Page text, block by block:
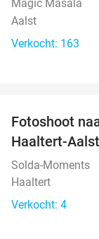
Magic Masala
Aalst
Verkocht: 163
Fotoshoot
Haaltert-
Solda-Moments
Haaltert
Verkocht: 4